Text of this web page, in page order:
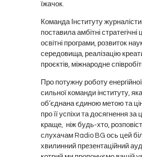
їжачок.
Команда Інституту
поставила амбітні стратегічні
освітні програми, розвиток
середовища, реалізацію
проєктів, міжнародне
Про потужну роботу
сильної команди інституту, яка
об’єднана єдиною метою та
про її успіхи та досягнення за
краще, ніж будь-хто,
слухачам Radio BG ось цей
хвилинний презентаційний